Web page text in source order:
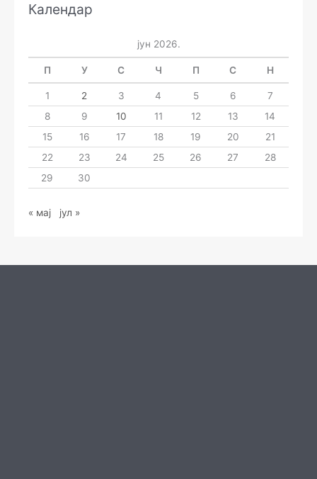
Календар
јун 2026.
П У С Ч П С Н
1 2 3 4 5 6
7
8
9 10 11 12 13
14
15
16 17 18 19 20
21
22
23 24 25 26 27
28
29
30
« мај јул »